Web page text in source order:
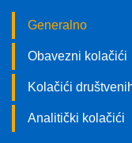
Generalno
Obavezni kolačići
Kolačići
Analitički kolačići